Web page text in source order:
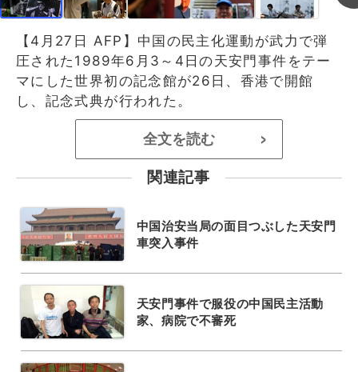
【4月27日 AFP】中国の民主化運動が武力で弾
圧された1989年6月3～4日の天安門事件をテー
マにした世界初の記念館が26日、香港で開館
し、記念式典が行われた。
全文を読む >
関連記事
中国治安当局の面目つぶした天安門
車突入事件
天安門事件で服役の中国民主活動
家、病院で不審死